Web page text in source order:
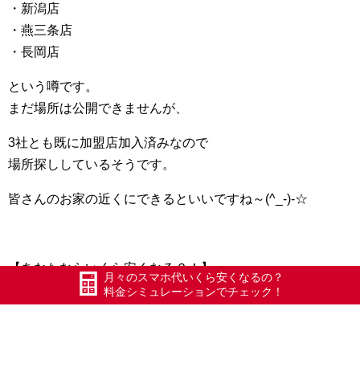
・新潟店
・燕三条店
・長岡店
という噂です。
まだ場所は公開できませんが、
3社とも既に加盟店加入済みなので
場所探ししているそうです。
皆さんのお家の近くにできるといいですね～(^_-)-☆
【あなたならいくら安くなる？！】
自動計算で1分でわかる！↓
月々のスマホ代いくら安くなるの？
料金シミュレーションでチェック！